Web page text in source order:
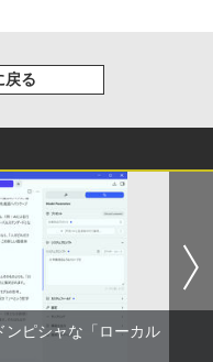
戻る
ンピシャな「ローカル